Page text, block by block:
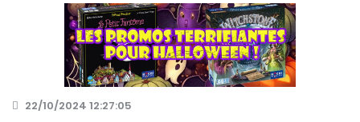
22/10/2024 12:27:05